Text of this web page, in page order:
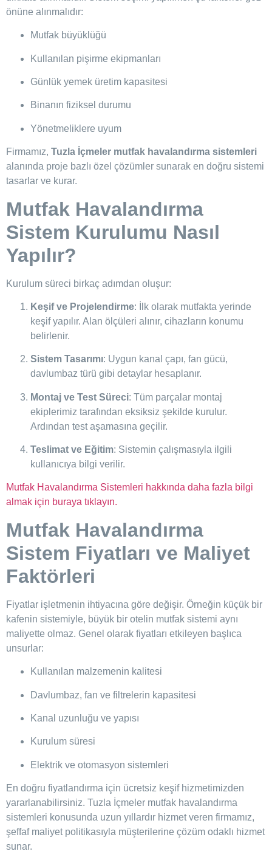
önüne alınmalıdır:
Mutfak büyüklüğü
Kullanılan pişirme ekipmanları
Günlük yemek üretim kapasitesi
Binanın fiziksel durumu
Yönetmeliklere uyum
Firmamız, Tuzla İçmeler mutfak havalandırma sistemleri
alanında proje bazlı özel çözümler sunarak en doğru sistemi
tasarlar ve kurar.
Mutfak Havalandırma
Sistem Kurulumu Nasıl
Yapılır?
Kurulum süreci birkaç adımdan oluşur:
Keşif ve Projelendirme: İlk olarak mutfakta yerinde
keşif yapılır. Alan ölçüleri alınır, cihazların konumu
belirlenir.
Sistem Tasarımı: Uygun kanal çapı, fan gücü,
davlumbaz türü gibi detaylar hesaplanır.
Montaj ve Test Süreci: Tüm parçalar montaj
ekiplerimiz tarafından eksiksiz şekilde kurulur.
Ardından test aşamasına geçilir.
Teslimat ve Eğitim: Sistemin çalışmasıyla ilgili
kullanıcıya bilgi verilir.
Mutfak Havalandırma Sistemleri hakkında daha fazla bilgi
almak için buraya tıklayın.
Mutfak Havalandırma
Sistem Fiyatları ve Maliyet
Faktörleri
Fiyatlar işletmenin ihtiyacına göre değişir. Örneğin küçük bir
kafenin sistemiyle, büyük bir otelin mutfak sistemi aynı
maliyette olmaz. Genel olarak fiyatları etkileyen başlıca
unsurlar:
Kullanılan malzemenin kalitesi
Davlumbaz, fan ve filtrelerin kapasitesi
Kanal uzunluğu ve yapısı
Kurulum süresi
Elektrik ve otomasyon sistemleri
En doğru fiyatlandırma için ücretsiz keşif hizmetimizden
yararlanabilirsiniz. Tuzla İçmeler mutfak havalandırma
sistemleri konusunda uzun yıllardır hizmet veren firmamız,
şeffaf maliyet politikasıyla müşterilerine çözüm odaklı hizmet
sunar.